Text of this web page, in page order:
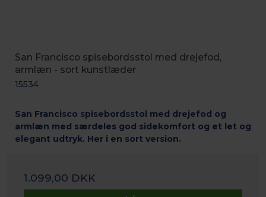
San Francisco spisebordsstol med drejefod,
armlæn - sort kunstlæder
15534
San Francisco spisebordsstol med drejefod og
armlæn med særdeles god sidekomfort og et let og
elegant udtryk. Her i en sort version.
1.099,00 DKK